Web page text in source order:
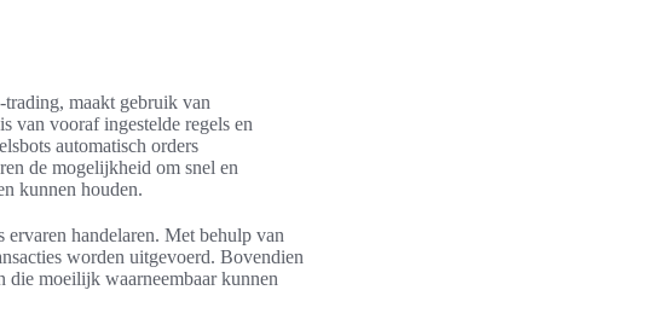
maakt gebruik van
van vooraf ingestelde regels en
automatisch orders
de mogelijkheid om snel en
kunnen houden.
handelaren. Met behulp van
worden uitgevoerd. Bovendien
die moeilijk waarneembaar kunnen